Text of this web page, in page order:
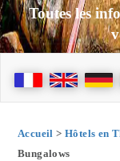
Toutes les
Accueil > Hôtels en
Bungalows